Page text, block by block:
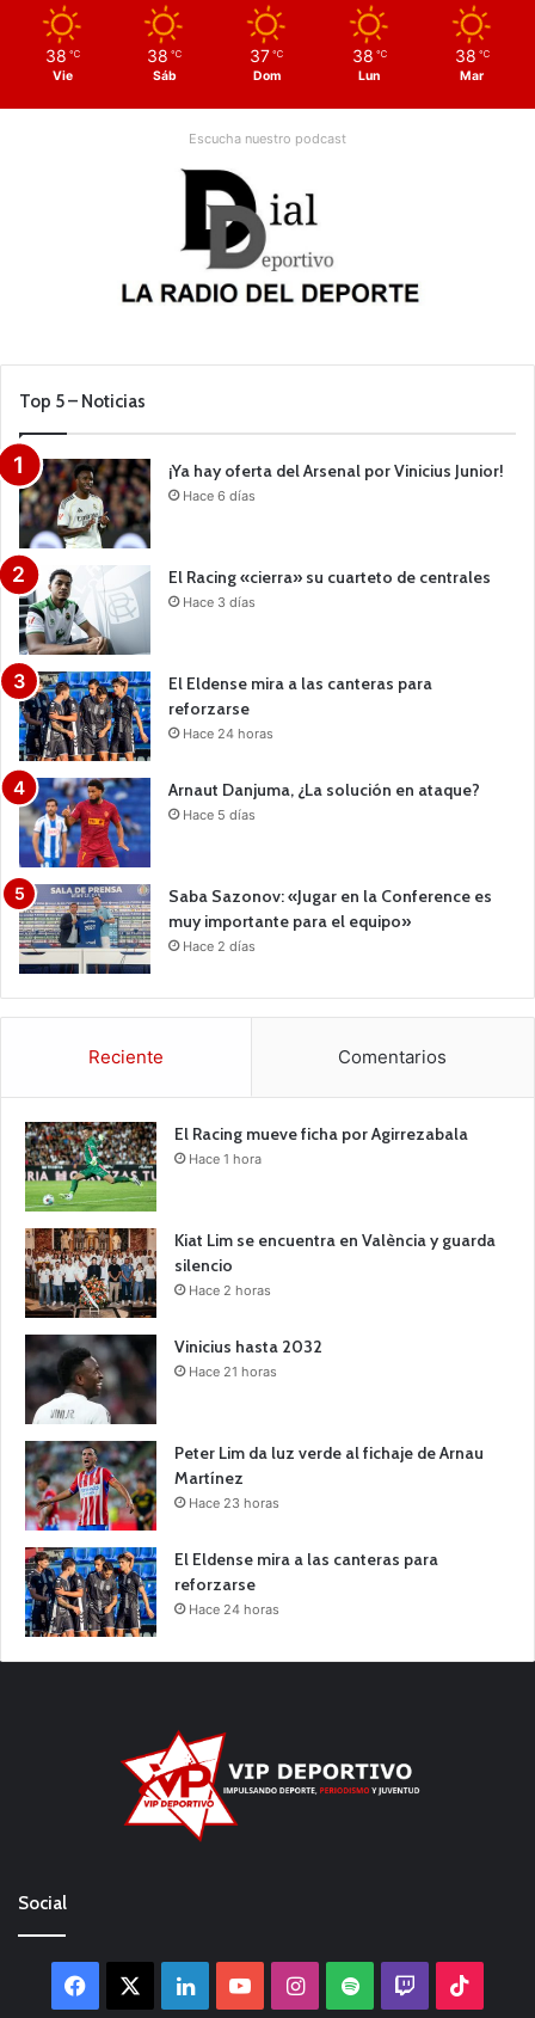
38 ℃
Vie
38 ℃
Sáb
37 ℃
Dom
38 ℃
Lun
38 ℃
Mar
Escucha nuestro podcast
Top 5 – Noticias
¡Ya hay oferta del Arsenal por Vinicius Junior!
Hace 6 días
El Racing «cierra» su cuarteto de centrales
Hace 3 días
El Eldense mira a las canteras para
reforzarse
Hace 24 horas
Arnaut Danjuma, ¿La solución en ataque?
Hace 5 días
Saba Sazonov: «Jugar en la Conference es
muy importante para el equipo»
Hace 2 días
Reciente Comentarios
El Racing mueve ficha por Agirrezabala
Hace 1 hora
Kiat Lim se encuentra en València y guarda
silencio
Hace 2 horas
Vinicius hasta 2032
Hace 21 horas
Peter Lim da luz verde al fichaje de Arnau
Martínez
Hace 23 horas
El Eldense mira a las canteras para
reforzarse
Hace 24 horas
Social
Facebook LinkedInYouTubeInstagram
Spotify Twitch